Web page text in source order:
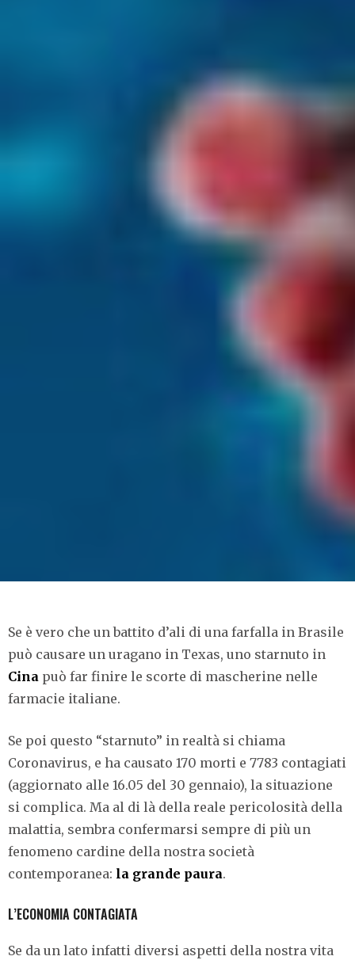
Se è vero che un battito d’ali di una farfalla in Brasile
può causare un uragano in Texas, uno starnuto in
Cina può far finire le scorte di mascherine nelle
farmacie italiane.
Se poi questo “starnuto” in realtà si chiama
Coronavirus, e ha causato 170 morti e 7783 contagiati
(aggiornato alle 16.05 del 30 gennaio), la situazione
si complica. Ma al di là della reale pericolosità della
malattia, sembra confermarsi sempre di più un
fenomeno cardine della nostra società
contemporanea: la grande paura.
L’ECONOMIA CONTAGIATA
Se da un lato infatti diversi aspetti della nostra vita